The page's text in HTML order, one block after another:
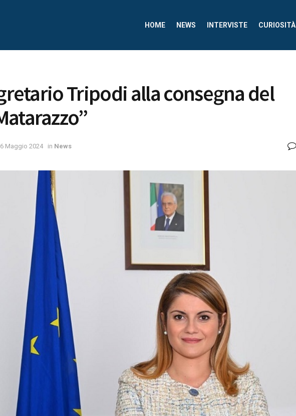
HOME NEWS INTERVISTE CURIOSITÀ
Tripodi alla consegna del
6 Maggio 2024 in News